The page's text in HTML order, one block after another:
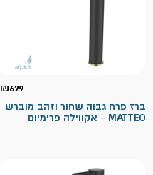
₪629
ברז פרח גבוה שחור וזהב מוברש
MATTEO - אקווילה פרימיום